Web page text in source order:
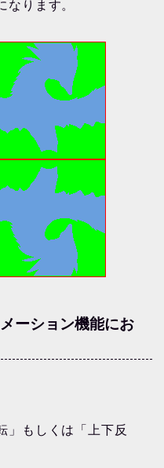
なります。
ーション機能にお
」もしくは「上下反